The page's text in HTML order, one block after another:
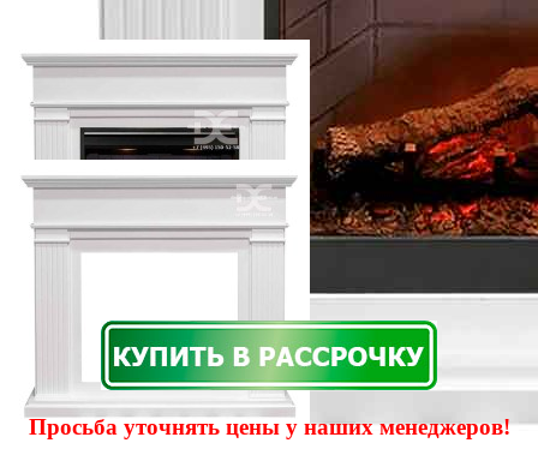
Просьба уточнять цены у наших менеджеров!